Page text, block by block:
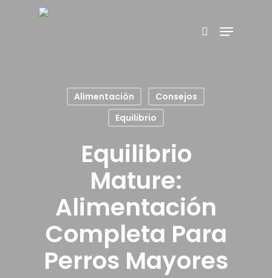
Alimentación
Consejos
Equilibrio
Equilibrio
Mature:
Alimentación
Completa Para
Perros Mayores